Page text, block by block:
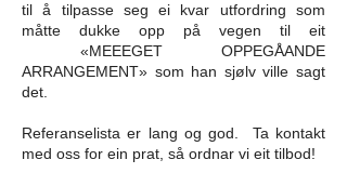
til å tilpasse seg ei kvar utfordring som
måtte dukke opp på vegen til eit
«MEEEGET OPPEGÅANDE
ARRANGEMENT» som han sjølv ville sagt
det.
Referanselista er lang og god. Ta kontakt
med oss for ein prat, så ordnar vi eit tilbod!